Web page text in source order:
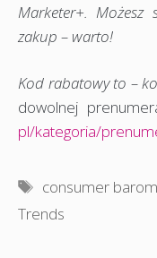
Marketer+.
zakup – warto!
Kod rabatowy to –
dowolnej
pl/kategoria/
Tagi
consumer
Trends